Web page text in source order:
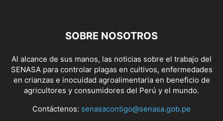
SOBRE NOSOTROS
Al alcance de sus manos, las noticias sobre el trabajo del
SENASA para controlar plagas en cultivos, enfermedades
en crianzas e inocuidad agroalimentaria en beneficio de
agricultores y consumidores del Perú y el mundo.
Contáctenos: senasacontigo@senasa.gob.pe